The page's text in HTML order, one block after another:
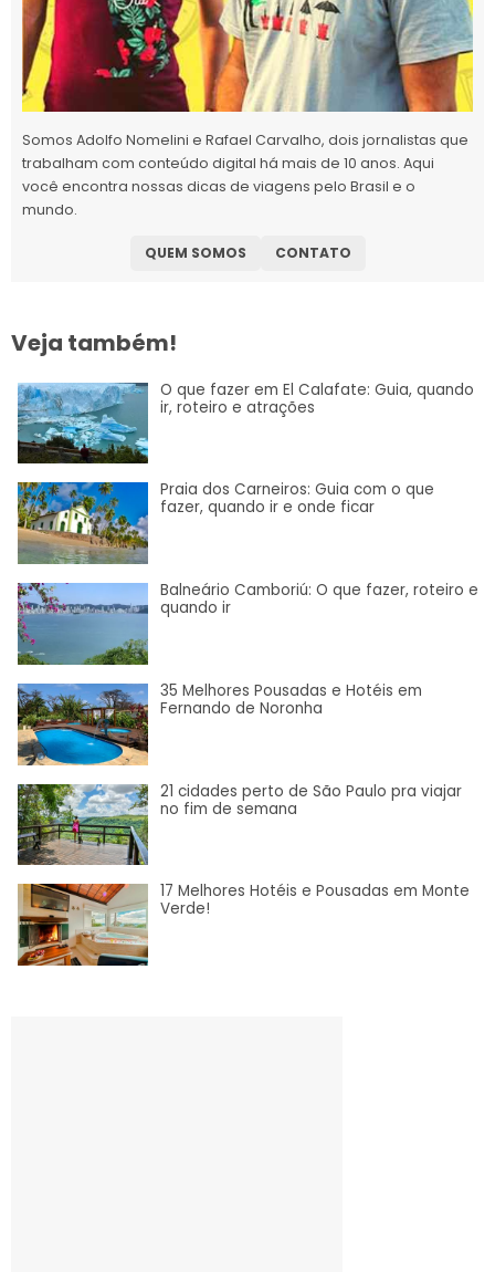
Somos Adolfo Nomelini e Rafael Carvalho, dois jornalistas que
trabalham com conteúdo digital há mais de 10 anos. Aqui
você encontra nossas dicas de viagens pelo Brasil e o
mundo.
QUEM SOMOS CONTATO
Veja também!
O que fazer em El Calafate: Guia, quando
ir, roteiro e atrações
Praia dos Carneiros: Guia com o que
fazer, quando ir e onde ficar
Balneário Camboriú: O que fazer, roteiro e
quando ir
35 Melhores Pousadas e Hotéis em
Fernando de Noronha
21 cidades perto de São Paulo pra viajar
no fim de semana
17 Melhores Hotéis e Pousadas em Monte
Verde!